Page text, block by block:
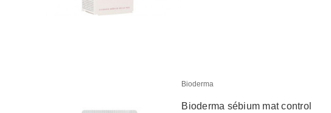
Bioderma
Bioderma sébium mat control